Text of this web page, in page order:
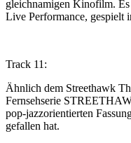
gleichnamigen Kinofilm.
Live Performance, gespielt
Track 11:
Ähnlich dem Streethawk
Fernsehserie
pop-jazzorientierten
gefallen hat.